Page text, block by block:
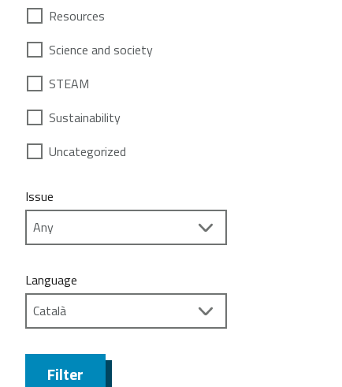
Resources
Science and society
STEAM
Sustainability
Uncategorized
Issue
Language
Filter